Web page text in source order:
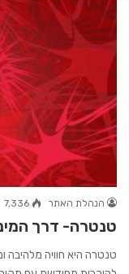
הנהלת האתר 7,336
טנטרה- דרך
טנטרה היא חוויה מלהיבה